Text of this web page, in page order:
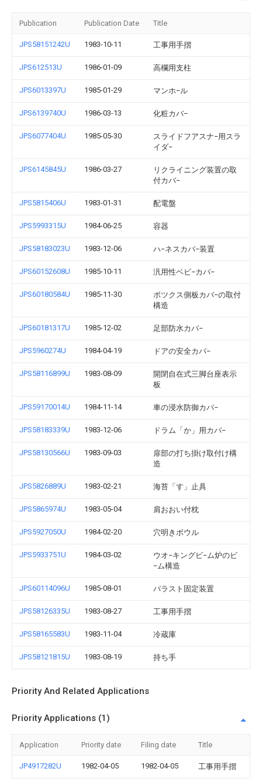
Publication Publication Date Title
JPS58151242U 1983-10-11 工事用手摺
JPS612513U 1986-01-09 高欄用支柱
JPS6013397U 1985-01-29 マンホ−ル
JPS6139740U 1986-03-13 化粧カバ−
JPS6077404U 1985-05-30
スライドフアスナ−用スラ
イダ−
JPS6145845U 1986-03-27
リクライニング装置の取
付カバ−
JPS5815406U 1983-01-31 配電盤
JPS5993315U 1984-06-25 容器
JPS58183023U 1983-12-06 ハ−ネスカバ−装置
JPS60152608U 1985-10-11 汎用性ベビ−カバ−
JPS60180584U 1985-11-30
ボツクス側板カバ−の取付
構造
JPS60181317U 1985-12-02 足部防水カバ−
JPS5960274U 1984-04-19 ドアの安全カバ−
JPS58116899U 1983-08-09
開閉自在式三脚台座表示
板
JPS59170014U 1984-11-14 車の浸水防御カバ−
JPS58183339U 1983-12-06 ドラム「か」用カバ−
JPS58130566U 1983-09-03
扉部の打ち掛け取付け構
造
JPS5826889U 1983-02-21 海苔「す」止具
JPS5865974U 1983-05-04 肩おおい付枕
JPS5927050U 1984-02-20 穴明きボウル
JPS5933751U 1984-03-02
ウオ−キングビ−ム炉のビ
−ム構造
JPS60114096U 1985-08-01 バラスト固定装置
JPS58126335U 1983-08-27 工事用手摺
JPS58165583U 1983-11-04 冷蔵庫
JPS58121815U 1983-08-19 持ち手
Priority And Related Applications
Priority Applications (1)
Application Priority date Filing date Title
JP4917282U 1982-04-05 1982-04-05 工事用手摺